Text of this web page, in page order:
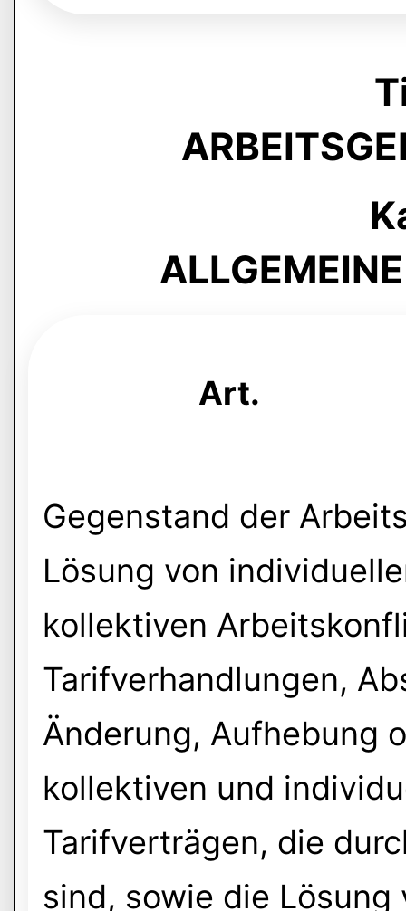
Art.
Gegenstand der
Lösung von
kollektiven
Tarifverhandlungen,
Änderung, Aufhebung
kollektiven und
Tarifverträgen, die
sind, sowie die